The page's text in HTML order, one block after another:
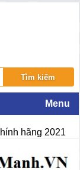
Menu
hãng 2021